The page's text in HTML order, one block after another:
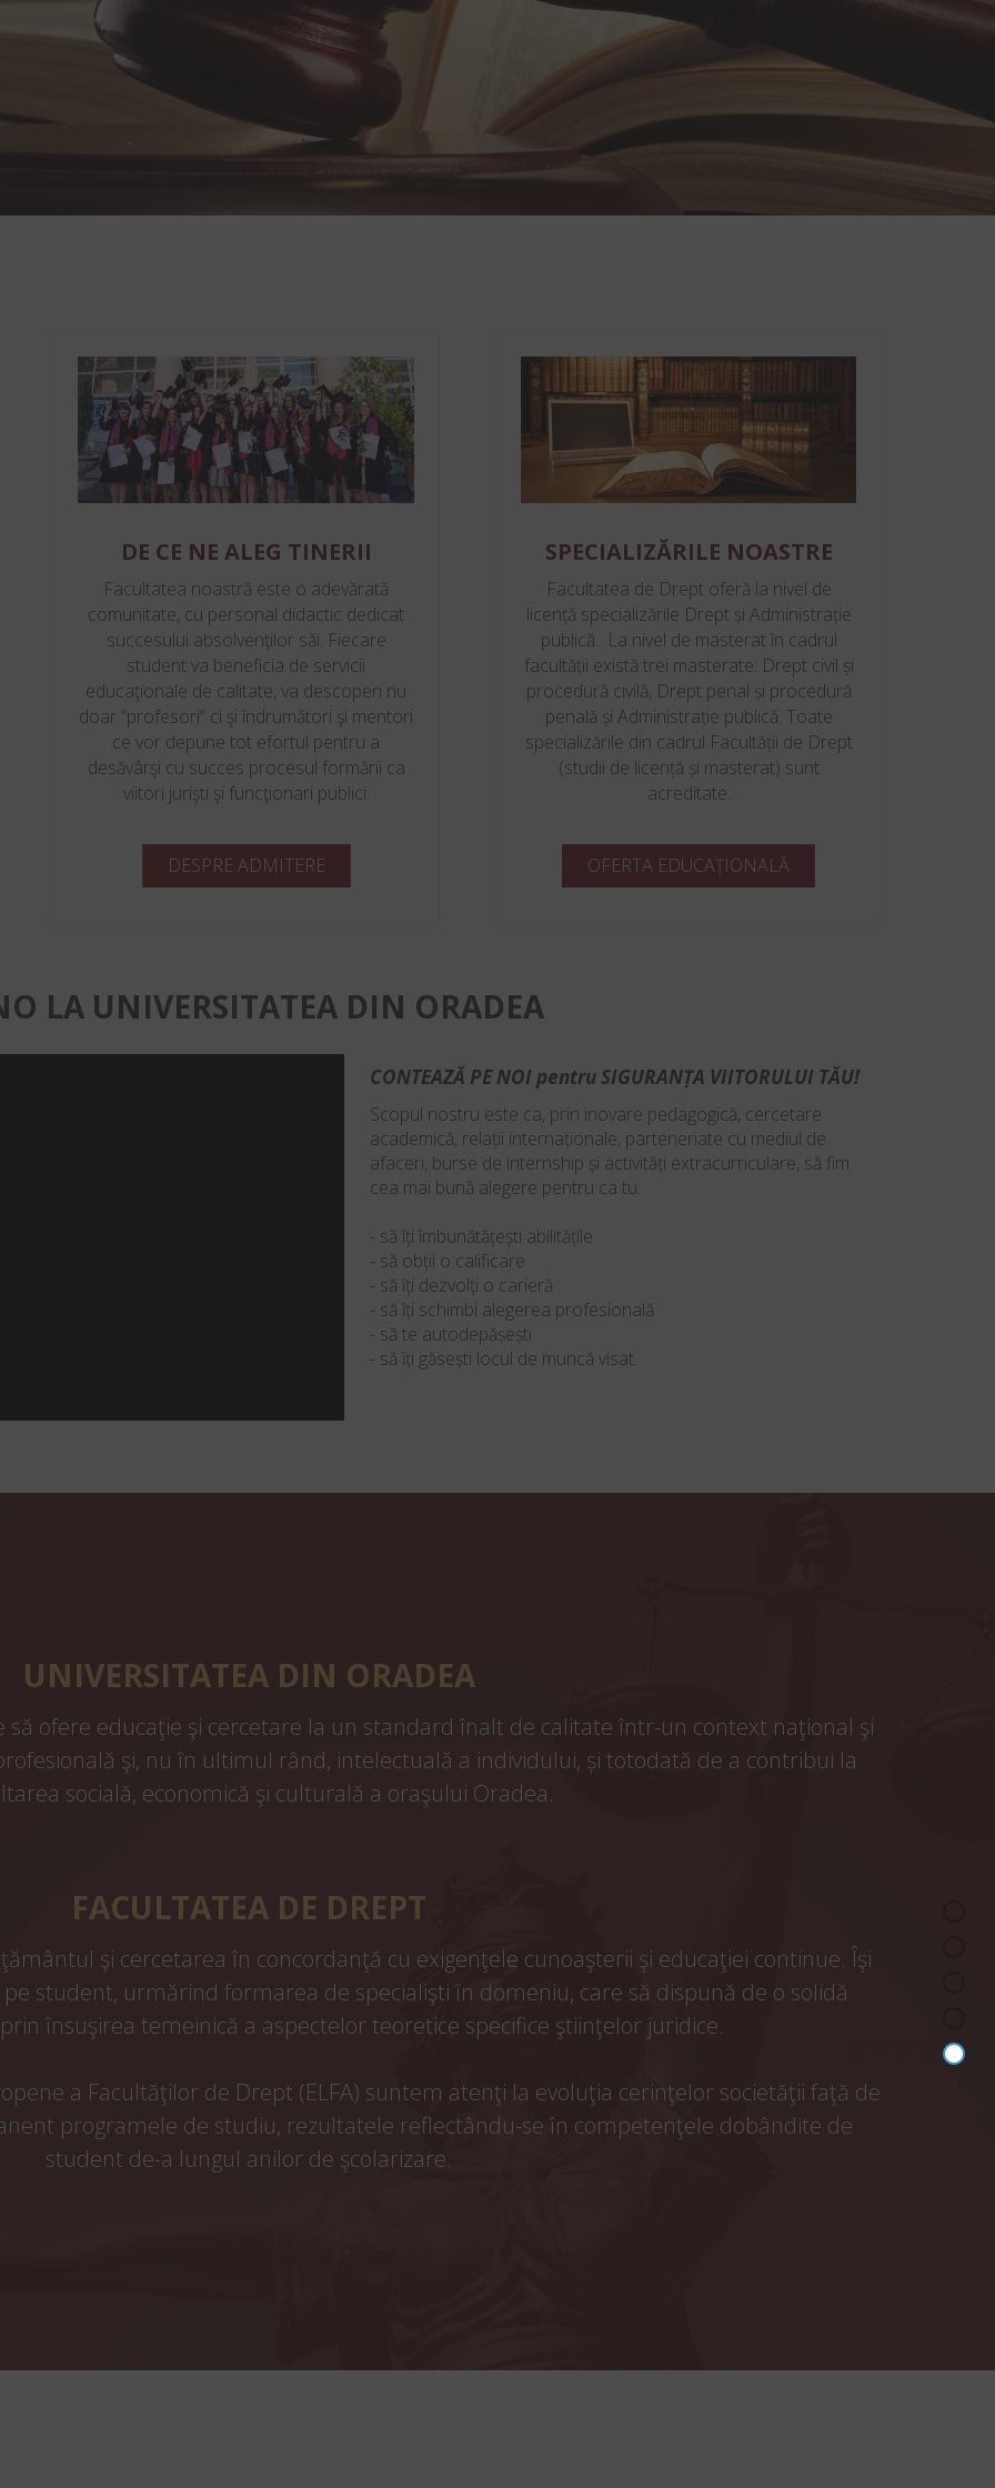
DE CE NE ALEG TINERII
Facultatea noastră este o adevărată
comunitate, cu personal didactic dedicat
succesului absolvenţilor săi. Fiecare
student va beneficia de servicii
educaţionale de calitate, va descoperi nu
doar “profesori” ci şi îndrumători şi mentori
ce vor depune tot efortul pentru a
desăvârşi cu succes procesul formării ca
viitori jurişti şi funcţionari publici.
DESPRE ADMITERE
SPECIALIZĂRILE NOASTRE
Facultatea de Drept oferă la nivel de
licență specializările Drept și Administrație
publică. La nivel de masterat în cadrul
facultății există trei masterate: Drept civil și
procedură civilă, Drept penal și procedură
penală și Administrație publică. Toate
specializările din cadrul Facultății de Drept
(studii de licență și masterat) sunt
acreditate.
OFERTA EDUCAȚIONALĂ
LA UNIVERSITATEA DIN ORADEA
CONTEAZĂ PE NOI pentru SIGURANȚA VIITORULUI TĂU!
Scopul nostru este ca, prin inovare pedagogică, cercetare
academică, relații internaționale, parteneriate cu mediul de
afaceri, burse de internship și activități extracurriculare, să fim
cea mai bună alegere pentru ca tu:
- să îți îmbunătățești abilitățile
- să obții o calificare
- să îți dezvolți o carieră
- să îți schimbi alegerea profesională
- să te autodepășești
- să îți găsești locul de muncă visat.
UNIVERSITATEA DIN ORADEA
ofere educaţie şi cercetare la un standard înalt de calitate într-un context naţional şi
şi, nu în ultimul rând, intelectuală a individului, și totodată de a contribui la
socială, economică şi culturală a oraşului Oradea.
FACULTATEA DE DREPT
şi cercetarea în concordanţă cu exigenţele cunoaşterii şi educaţiei continue. Îşi
student, urmărind formarea de specialişti în domeniu, care să dispună de o solidă
însuşirea temeinică a aspectelor teoretice specifice ştiinţelor juridice.
a Facultăţilor de Drept (ELFA) suntem atenţi la evoluţia cerinţelor societăţii faţă de
programele de studiu, rezultatele reflectându-se în competenţele dobândite de
student de-a lungul anilor de şcolarizare.